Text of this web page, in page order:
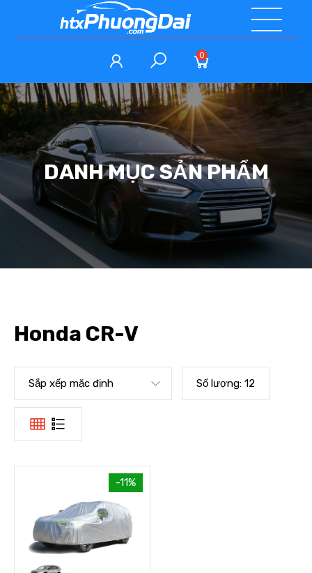
0
DANH MỤC SẢN PHẨM
Honda CR-V
Sắp xếp mặc định Số lượng: 12
-11%